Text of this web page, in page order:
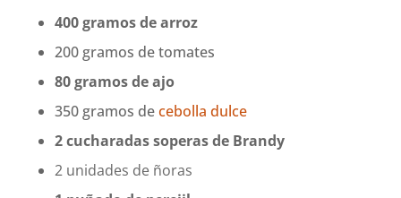
400 gramos de arroz
200 gramos de tomates
80 gramos de ajo
350 gramos decebolla dulce
2 cucharadas soperas de Brandy
2 unidades de ñoras